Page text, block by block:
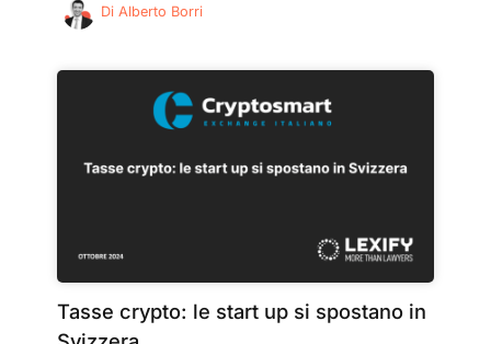
Di Alberto Borri
Tasse crypto: le start up si spostano in